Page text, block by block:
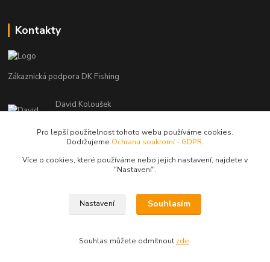
Kontakty
Zákaznická podpora DK Fishing
David Koloušek
(Po-Pá, 7-18 hod.)
© Copyright 2026 - DK FISHING s.r.o.
Pro lepší použitelnost tohoto webu používáme cookies.
Dodržujeme Ochranu soukromí - GDPR.
Více o cookies, které používáme nebo jejich nastavení, najdete v
"Nastavení".
Nastavení Souhlasím
Souhlas můžete odmítnout zde.